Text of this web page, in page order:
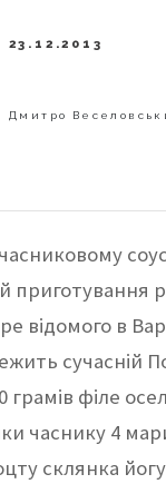
приготування
відомого в
сучасній
грамів філе
часнику 4
склянка